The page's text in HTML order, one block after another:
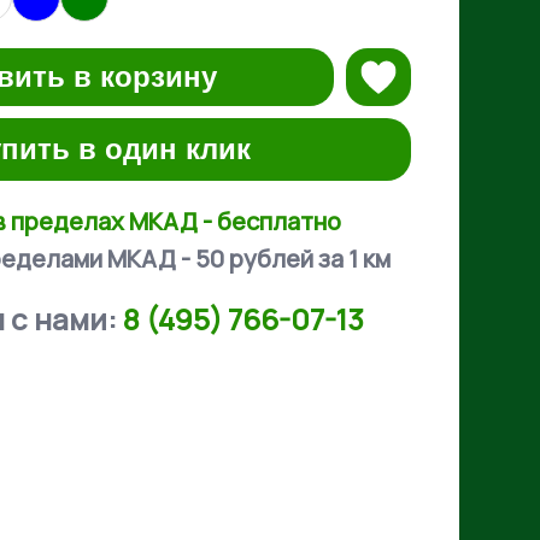
в корзину
в один клик
пределах МКАД - бесплатно
МКАД - 50 рублей за 1 км
с нами: 8 (495) 766-07-13